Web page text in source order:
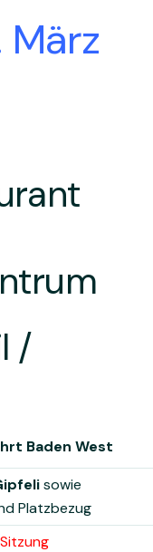
März
/
Baden West
sowie
Platzbezug